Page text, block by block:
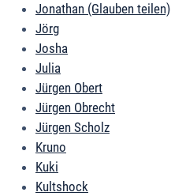
Jonathan (Glauben teilen)
Jörg
Josha
Julia
Jürgen Obert
Jürgen Obrecht
Jürgen Scholz
Kruno
Kuki
Kultshock